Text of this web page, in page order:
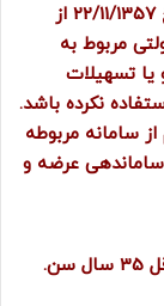
مسکونی (از 1/1/84 به بعد) بوده و از تاریخ 22/11/1357 از
مربوط به
تسهیلات
نکرده باشد.
سامانه مربوطه
ساماندهی عرضه و